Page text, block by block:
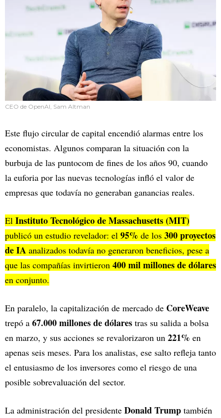
CEO de OpenAI, Sam Altman
Este flujo circular de capital encendió alarmas entre los
economistas. Algunos comparan la situación con la
burbuja de las puntocom de fines de los años 90, cuando
la euforia por las nuevas tecnologías infló el valor de
empresas que todavía no generaban ganancias reales.
El Instituto Tecnológico de Massachusetts (MIT)
publicó un estudio revelador: el 95% de los 300 proyectos
de IA analizados todavía no generaron beneficios, pese a
que las compañías invirtieron 400 mil millones de dólares
en conjunto.
En paralelo, la capitalización de mercado de CoreWeave
trepó a 67.000 millones de dólares tras su salida a bolsa
en marzo, y sus acciones se revalorizaron un 221% en
apenas seis meses. Para los analistas, ese salto refleja tanto
el entusiasmo de los inversores como el riesgo de una
posible sobrevaluación del sector.
La administración del presidente Donald Trump también